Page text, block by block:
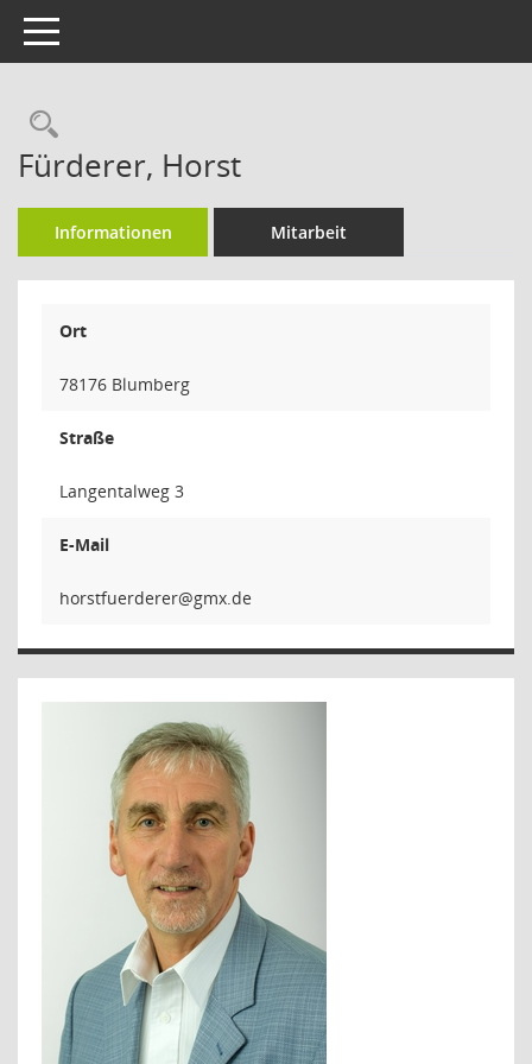
Toggle navigation
Rechercheauswahl
Fürderer, Horst
Informationen Mitarbeit
Ort
78176 Blumberg
Straße
Langentalweg 3
E-Mail
reredre